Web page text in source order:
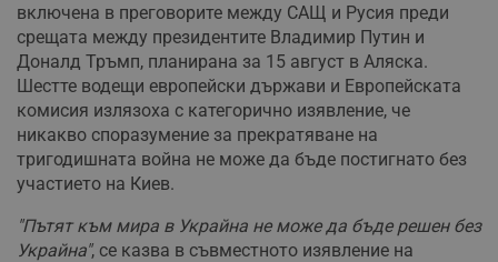
включена в преговорите между САЩ и Русия преди
срещата между президентите Владимир Путин и
Доналд Тръмп, планирана за 15 август в Аляска.
Шестте водещи европейски държави и Европейската
комисия излязоха с категорично изявление, че
никакво споразумение за прекратяване на
тригодишната война не може да бъде постигнато без
участието на Киев.
"Пътят към мира в Украйна не може да бъде решен без
Украйна", се казва в съвместното изявление на